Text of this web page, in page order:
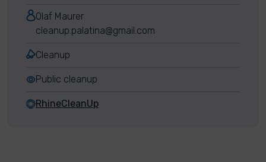
Olaf Maurer
cleanup.palatina@gmail.com
Cleanup
Public cleanup
RhineCleanUp